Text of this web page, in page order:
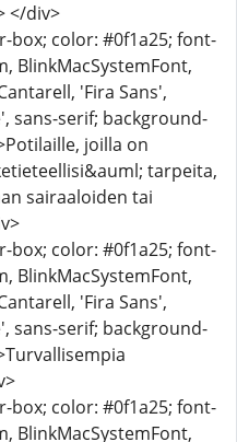
</div>
box; color: #0f1a25; font-
BlinkMacSystemFont,
'Fira Sans',
sans-serif; background-
joilla on
tarpeita,
sairaaloiden tai
box; color: #0f1a25; font-
BlinkMacSystemFont,
'Fira Sans',
sans-serif; background-
box; color: #0f1a25; font-
BlinkMacSystemFont,